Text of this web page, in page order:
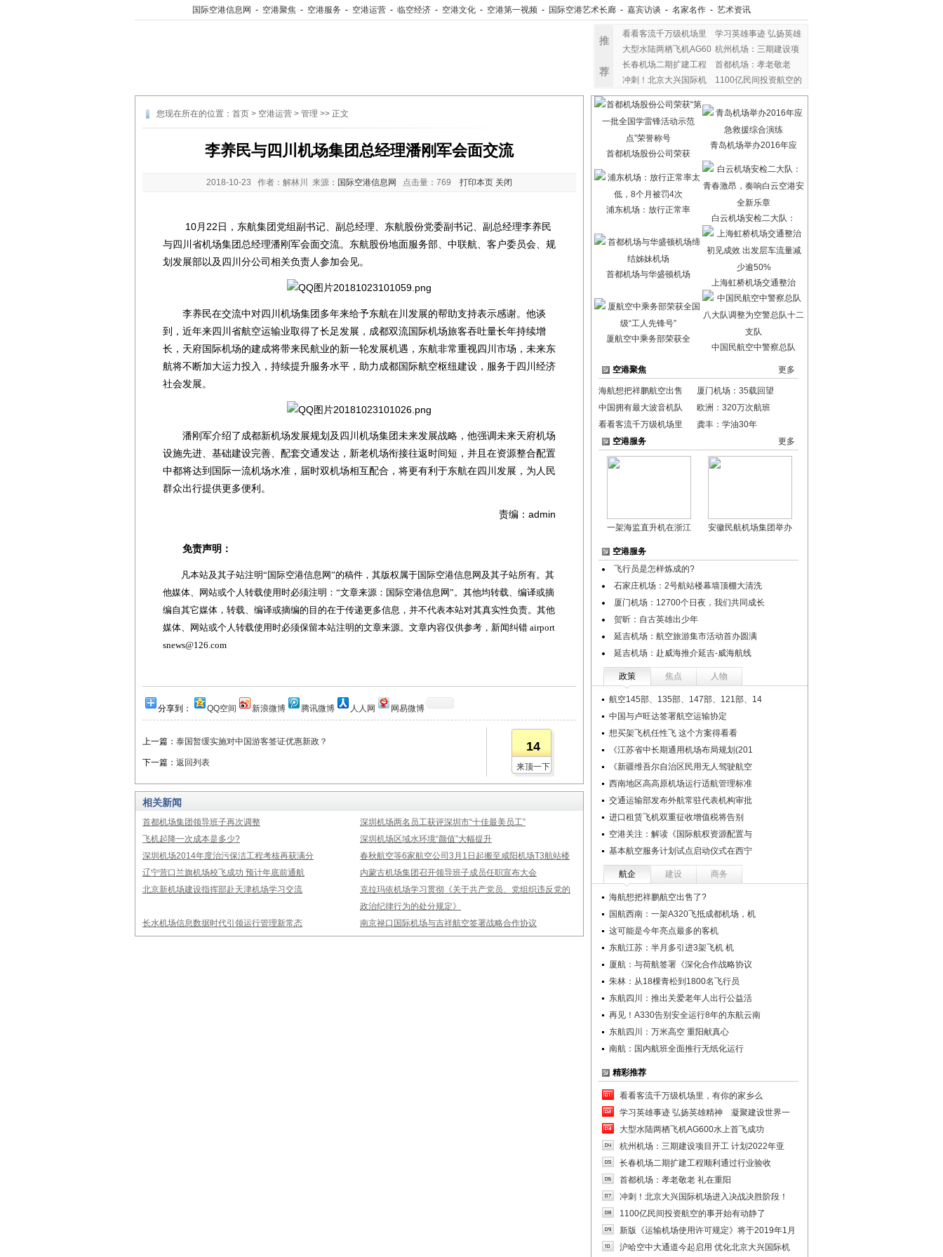
国际空港信息网 - 空港聚焦 - 空港服务 - 空港运营 - 临空经济 - 空港文化 - 空港第一视频 - 国际空港艺术长廊 - 嘉宾访谈 - 名家名作 - 艺术资讯
推
荐
看看客流千万级机场里
学习英雄事迹 弘扬英雄
大型水陆两栖飞机AG60 杭州机场：三期建设项
长春机场二期扩建工程
首都机场：孝老敬老
冲刺！北京大兴国际机
1100亿民间投资航空的
您现在所在的位置： 首页 > 空港运营 > 管理 >> 正文
李养民与四川机场集团总经理潘刚军会面交流
2018-10-23 作者：解林川 来源： 国际空港信息网 点击量： 769 打印本页 关闭
10月22日，东航集团党组副书记、副总经理、东航股份党委副书记、副总经理李养民
与四川省机场集团总经理潘刚军会面交流。东航股份地面服务部、中联航、客户委员会、规
划发展部以及四川分公司相关负责人参加会见。
李养民在交流中对四川机场集团多年来给予东航在川发展的帮助支持表示感谢。他谈
到，近年来四川省航空运输业取得了长足发展，成都双流国际机场旅客吞吐量长年持续增
长，天府国际机场的建成将带来民航业的新一轮发展机遇，东航非常重视四川市场，未来东
航将不断加大运力投入，持续提升服务水平，助力成都国际航空枢纽建设，服务于四川经济
社会发展。
潘刚军介绍了成都新机场发展规划及四川机场集团未来发展战略，他强调未来天府机场
设施先进、基础建设完善、配套交通发达，新老机场衔接往返时间短，并且在资源整合配置
中都将达到国际一流机场水准，届时双机场相互配合，将更有利于东航在四川发展，为人民
群众出行提供更多便利。
责编：admin
免责声明：
凡本站及其子站注明“国际空港信息网”的稿件，其版权属于国际空港信息网及其子站所有。其
他媒体、网站或个人转载使用时必须注明：“文章来源：国际空港信息网”。其他均转载、编译或摘
编自其它媒体，转载、编译或摘编的目的在于传递更多信息，并不代表本站对其真实性负责。其他
媒体、网站或个人转载使用时必须保留本站注明的文章来源。文章内容仅供参考，新闻纠错 airport
snews@126.com
分享到： QQ空间 新浪微博 腾讯微博 人人网 网易微博
上一篇： 泰国暂缓实施对中国游客签证优惠新政？
下一篇： 返回列表
14
来顶一下
相关新闻
首都机场集团领导班子再次调整
深圳机场两名员工获评深圳市“十佳最美员工”
飞机起降一次成本是多少?
深圳机场区域水环境“颜值”大幅提升
深圳机场2014年度治污保洁工程考核再获满分
春秋航空等6家航空公司3月1日起搬至咸阳机场T3航站楼
辽宁营口兰旗机场校飞成功 预计年底前通航
内蒙古机场集团召开领导班子成员任职宣布大会
北京新机场建设指挥部赴天津机场学习交流
克拉玛依机场学习贯彻《关于共产党员、党组织违反党的
政治纪律行为的处分规定》
长水机场信息数据时代引领运行管理新常态
南京禄口国际机场与吉祥航空签署战略合作协议
首都机场股份公司荣获
青岛机场举办2016年应
浦东机场：放行正常率
白云机场安检二大队：
首都机场与华盛顿机场
上海虹桥机场交通整治
厦航空中乘务部荣获全
中国民航空中警察总队
空港聚焦 更多
海航想把祥鹏航空出售
厦门机场：35载回望
中国拥有最大波音机队
欧洲：320万次航班
看看客流千万级机场里
龚丰：学油30年
空港服务
更多
一架海监直升机在浙江 安徽民航机场集团举办
空港服务
飞行员是怎样炼成的?
石家庄机场：2号航站楼幕墙顶棚大清洗
厦门机场：12700个日夜，我们共同成长
贺昕：自古英雄出少年
延吉机场：航空旅游集市活动首办圆满
延吉机场：赴威海推介延吉-威海航线
政策 焦点 人物
航空145部、135部、147部、121部、14
中国与卢旺达签署航空运输协定
想买架飞机任性飞 这个方案得看看
《江苏省中长期通用机场布局规划(201
《新疆维吾尔自治区民用无人驾驶航空
西南地区高高原机场运行适航管理标准
交通运输部发布外航常驻代表机构审批
进口租赁飞机双重征收增值税将告别
空港关注：解读《国际航权资源配置与
基本航空服务计划试点启动仪式在西宁
航企 建设 商务
海航想把祥鹏航空出售了?
国航西南：一架A320飞抵成都机场，机
这可能是今年亮点最多的客机
东航江苏：半月多引进3架飞机 机
厦航：与荷航签署《深化合作战略协议
朱林：从18棵青松到1800名飞行员
东航四川：推出关爱老年人出行公益活
再见！A330告别安全运行8年的东航云南
东航四川：万米高空 重阳献真心
南航：国内航班全面推行无纸化运行
精彩推荐
看看客流千万级机场里，有你的家乡么
学习英雄事迹 弘扬英雄精神 凝聚建设世界一
大型水陆两栖飞机AG600水上首飞成功
杭州机场：三期建设项目开工 计划2022年亚
长春机场二期扩建工程顺利通过行业验收
首都机场：孝老敬老 礼在重阳
冲刺！北京大兴国际机场进入决战决胜阶段！
1100亿民间投资航空的事开始有动静了
新版《运输机场使用许可规定》将于2019年1月
沪哈空中大通道今起启用 优化北京大兴国际机